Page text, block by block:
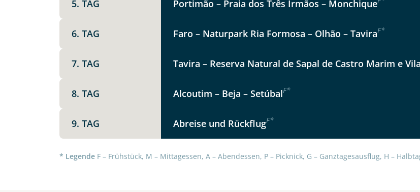
Telegram per E-Mail
Auswahl übernehmen
Auswahl übernehmen
5. TAG Portimão – Praia dos Três Irmãos – Monchique
6. TAG Faro – Naturpark Ria Formosa – Olhão – TaviraF*
7. TAG Tavira – Reserva Natural de Sapal de Castro Marim e
8. TAG Alcoutim – Beja – SetúbalF*
9. TAG Abreise und RückflugF*
* Legende F – Frühstück, M – Mittagessen, A – Abendessen, P – Picknick, G – Ganztagesausflug, H –
Option 1 Option 2
Weitere Informationen